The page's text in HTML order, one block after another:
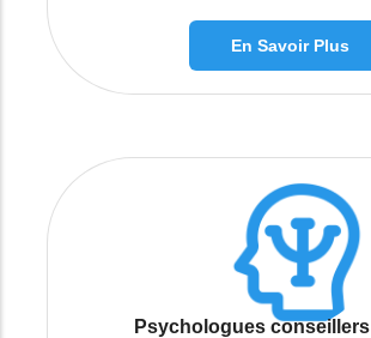
En Savoir Plus
Psychologues conseillers